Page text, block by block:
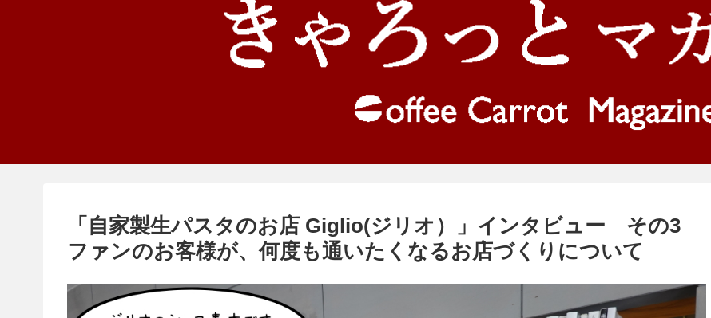
「自家製生パスタのお店 Giglio(ジリオ）」インタビュー その3
ファンのお客様が、何度も通いたくなるお店づくりについて